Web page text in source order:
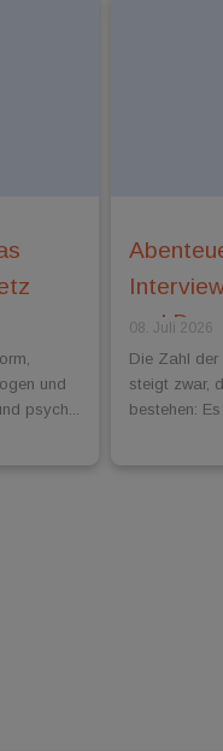
und
psych...
und Dr.
08. Juli 2026
Die Zahl der
steigt zwar,
bestehen: